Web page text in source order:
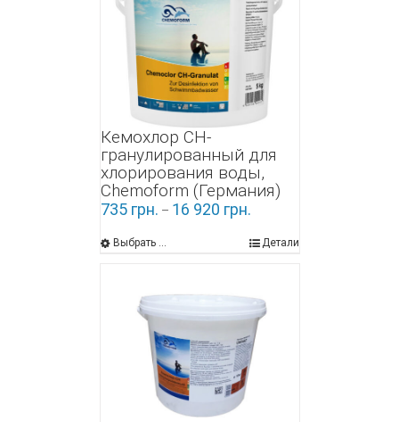
Кемохлор СН-
гранулированный для
хлорирования воды,
Chemoform (Германия)
735 грн. – 16 920 грн.
Выбрать ... Детали